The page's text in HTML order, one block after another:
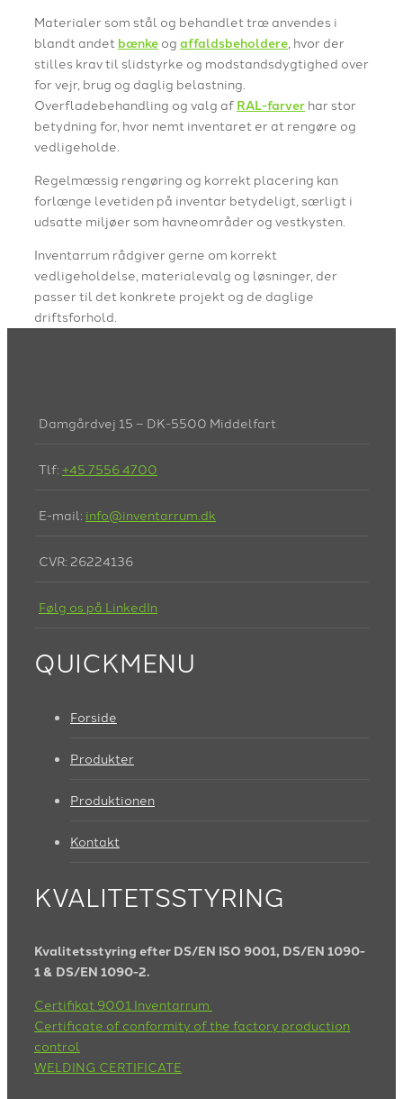
Materialer som stål og behandlet træ anvendes i
blandt andet bænke og affaldsbeholdere, hvor der
stilles krav til slidstyrke og modstandsdygtighed over
for vejr, brug og daglig belastning.
Overfladebehandling og valg af RAL-farver har stor
betydning for, hvor nemt inventaret er at rengøre og
vedligeholde.
Regelmæssig rengøring og korrekt placering kan
forlænge levetiden på inventar betydeligt, særligt i
udsatte miljøer som havneområder og vestkysten.
Inventarrum rådgiver gerne om korrekt
vedligeholdelse, materialevalg og løsninger, der
passer til det konkrete projekt og de daglige
driftsforhold.
Damgårdvej 15 – DK-5500 Middelfart
Tlf: +45 7556 4700
E-mail: info@inventarrum.dk
CVR: 26224136
Følg os på LinkedIn
QUICKMENU
Forside
Produkter
Produktionen
Kontakt
KVALITETSSTYRING
Kvalitetsstyring efter DS/EN ISO 9001, DS/EN 1090-
1 & DS/EN 1090-2.
Certifikat 9001 Inventarrum
Certificate of conformity of the factory production
control
WELDING CERTIFICATE